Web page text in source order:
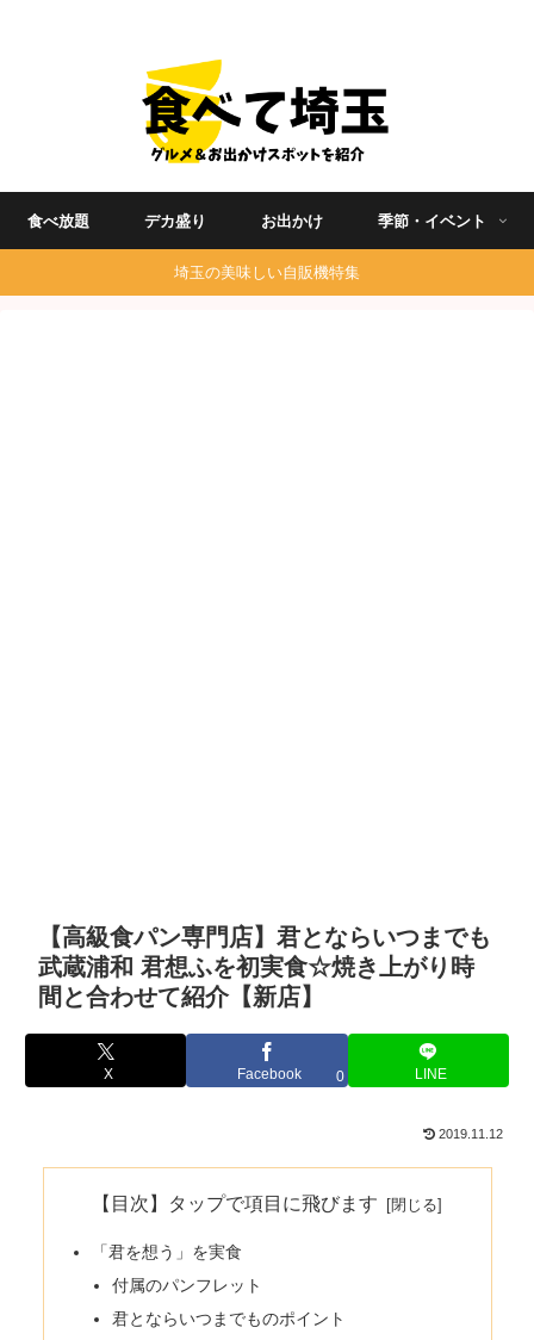
食べ放題 デカ盛り お出かけ 季節・イベント
埼玉の美味しい自販機特集
【高級食パン専門店】君とならいつまでも
武蔵浦和 君想ふを初実食☆焼き上がり時
間と合わせて紹介【新店】
X Facebook 0 LINE
2019.11.12
【目次】タップで項目に飛びます
「君を想う」を実食
付属のパンフレット
君とならいつまでものポイント